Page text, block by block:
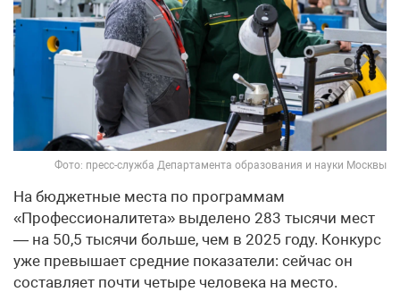
Фото: пресс-служба Департамента образования и науки Москвы
На бюджетные места по программам
«Профессионалитета» выделено 283 тысячи мест
— на 50,5 тысячи больше, чем в 2025 году. Конкурс
уже превышает средние показатели: сейчас он
составляет почти четыре человека на место.